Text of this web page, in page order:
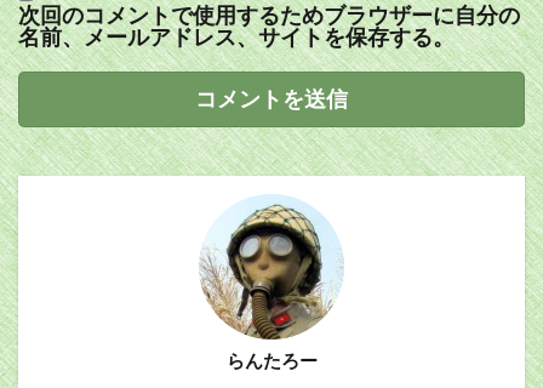
次回のコメントで使用するためブラウザーに自分の
名前、メールアドレス、サイトを保存する。
らんたろー